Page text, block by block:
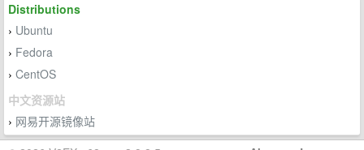
Distributions
› Ubuntu
› Fedora
› CentOS
中文资源站
› 网易开源镜像站